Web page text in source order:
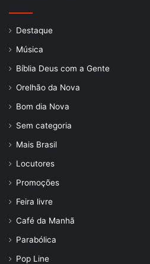
Destaque
Música
Bíblia Deus com a Gente
Orelhão da Nova
Bom dia Nova
Sem categoria
Mais Brasil
Locutores
Promoções
Feira livre
Café da Manhã
Parabólica
Pop Line